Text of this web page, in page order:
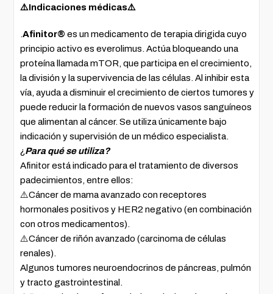
⚠️Indicaciones médicas⚠️
.Afinitor® es un medicamento de terapia dirigida cuyo
principio activo es everolimus. Actúa bloqueando una
proteína llamada mTOR, que participa en el crecimiento,
la división y la supervivencia de las células. Al inhibir esta
vía, ayuda a disminuir el crecimiento de ciertos tumores y
puede reducir la formación de nuevos vasos sanguíneos
que alimentan al cáncer. Se utiliza únicamente bajo
indicación y supervisión de un médico especialista.
¿Para qué se utiliza?
Afinitor está indicado para el tratamiento de diversos
padecimientos, entre ellos:
⚠️Cáncer de mama avanzado con receptores
hormonales positivos y HER2 negativo (en combinación
con otros medicamentos).
⚠️Cáncer de riñón avanzado (carcinoma de células
renales).
Algunos tumores neuroendocrinos de páncreas, pulmón
y tracto gastrointestinal.